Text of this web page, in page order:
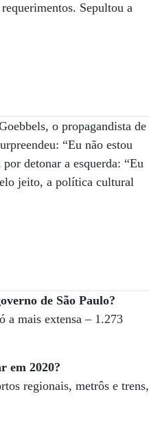
Sepultou a
o propagandista de
“Eu não estou
detonar a esquerda: “Eu
jeito, a política cultural
de São Paulo?
a mais extensa – 1.273
em 2020?
regionais, metrôs e trens,